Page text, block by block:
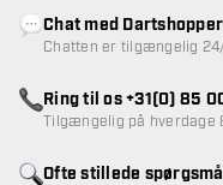
Ofte stillede
Chat med Dartshopper
Chatten er tilgængelig
Ring til os +31(0) 85
Tilgængelig på hverdage